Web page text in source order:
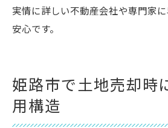
実情に詳しい不動産会社や専門家
安心です。
姫路市で土地売却時
用構造